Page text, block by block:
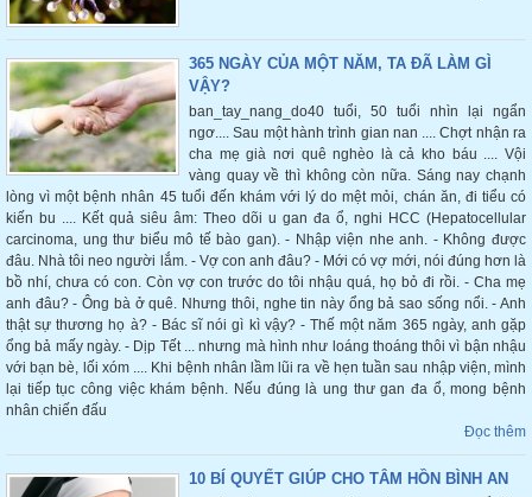
365 NGÀY CỦA MỘT NĂM, TA ĐÃ LÀM GÌ
VẬY?
ban_tay_nang_do40 tuổi, 50 tuổi nhìn lại ngẩn
ngơ.... Sau một hành trình gian nan .... Chợt nhận ra
cha mẹ già nơi quê nghèo là cả kho báu .... Vội
vàng quay về thì không còn nữa. Sáng nay chạnh
lòng vì một bệnh nhân 45 tuổi đến khám với lý do mệt mỏi, chán ăn, đi tiểu có
kiến bu .... Kết quả siêu âm: Theo dõi u gan đa ổ, nghi HCC (Hepatocellular
carcinoma, ung thư biểu mô tế bào gan). - Nhập viện nhe anh. - Không được
đâu. Nhà tôi neo người lắm. - Vợ con anh đâu? - Mới có vợ mới, nói đúng hơn là
bồ nhí, chưa có con. Còn vợ con trước do tôi nhậu quá, họ bỏ đi rồi. - Cha mẹ
anh đâu? - Ông bà ở quê. Nhưng thôi, nghe tin này ổng bả sao sống nổi. - Anh
thật sự thương họ à? - Bác sĩ nói gì kì vậy? - Thế một năm 365 ngày, anh gặp
ổng bả mấy ngày. - Dịp Tết ... nhưng mà hình như loáng thoáng thôi vì bận nhậu
với bạn bè, lối xóm .... Khi bệnh nhân lầm lũi ra về hẹn tuần sau nhập viện, mình
lại tiếp tục công việc khám bệnh. Nếu đúng là ung thư gan đa ổ, mong bệnh
nhân chiến đấu
Đọc thêm
10 BÍ QUYẾT GIÚP CHO TÂM HỒN BÌNH AN